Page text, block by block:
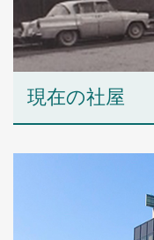
現在の社屋